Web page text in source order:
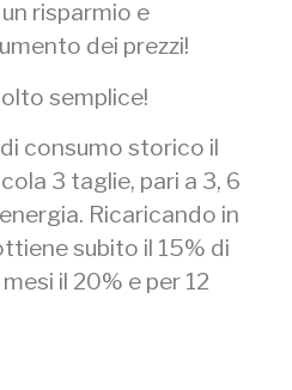
risparmio e
dei prezzi!
semplice!
consumo storico il
3 taglie, pari a 3, 6
Ricaricando in
subito il 15% di
il 20% e per 12